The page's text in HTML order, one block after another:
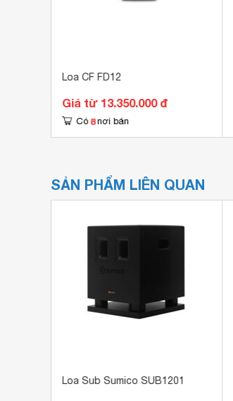
Loa CF FD12
Giá từ 13.350.000 đ
Có 8 nơi bán
SẢN PHẨM LIÊN QUAN
Loa Sub Sumico SUB1201